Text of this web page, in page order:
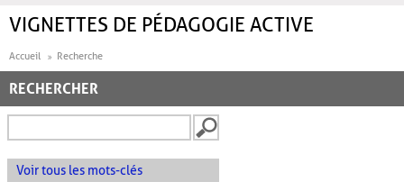
VIGNETTES DE PÉDAGOGIE ACTIVE
Accueil Recherche
RECHERCHER
Voir tous les mots-clés